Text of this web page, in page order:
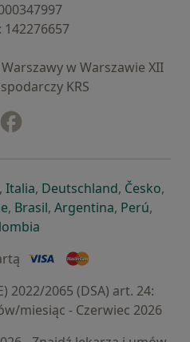
⁠142276657
w Warszawie XII
KRS
karcie
w nowej karcie
się w nowej karcie
, Italiaotwiera się w nowej
, Deutschlandotwiera się
, Česko,
nowej karcie
się w nowej karcie
otwiera się w nowej karcie
, Brasilotwiera się w nowej
, Argentinaotwiera się
, Perú,
2022/2065 (DSA) art. 24:
miesiąc - Czerwiec 2026